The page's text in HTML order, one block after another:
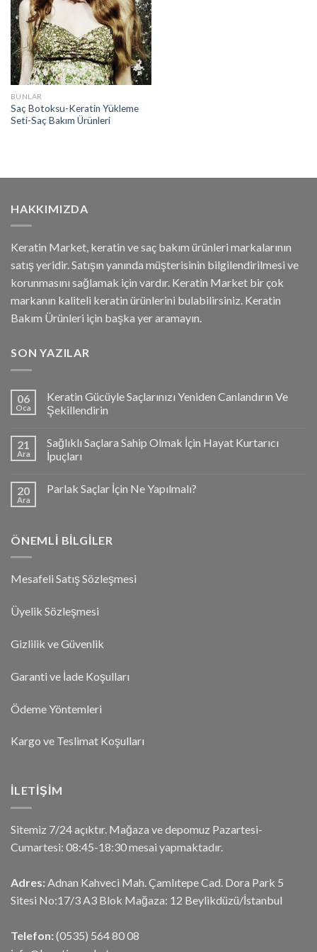
BUNLAR
Saç Botoksu-Keratin Yükleme
Seti-Saç Bakım Ürünleri
HAKKIMIZDA
Keratin Market, keratin ve saç bakım ürünleri markalarının
satış yeridir. Satışın yanında müşterisinin bilgilendirilmesi ve
korunmasını sağlamak için vardır. Keratin Market bir çok
markanın kaliteli keratin ürünlerini bulabilirsiniz. Keratin
Bakım Ürünleri için başka yer aramayın.
SON YAZILAR
06
Oca
Keratin Gücüyle Saçlarınızı Yeniden Canlandırın Ve
Şekillendirin
21
Ara
Sağlıklı Saçlara Sahip Olmak İçin Hayat Kurtarıcı
İpuçları
20
Ara
Parlak Saçlar İçin Ne Yapılmalı?
ÖNEMLI BILGILER
Mesafeli Satış Sözleşmesi
Üyelik Sözleşmesi
Gizlilik ve Güvenlik
Garanti ve İade Koşulları
Ödeme Yöntemleri
Kargo ve Teslimat Koşulları
İLETIŞIM
Sitemiz 7/24 açıktır. Mağaza ve depomuz Pazartesi-
Cumartesi: 08:45-18:30 mesai yapmaktadır.
Adres: Adnan Kahveci Mah. Çamlıtepe Cad. Dora Park 5
Sitesi No:17/3 A3 Blok Mağaza: 12 Beylikdüzü/İstanbul
Telefon: (0535) 564 80 08